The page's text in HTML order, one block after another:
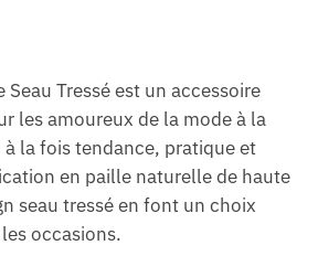
Seau Tressé est un accessoire
les amoureux de la mode à la
à la fois tendance, pratique et
en paille naturelle de haute
seau tressé en font un choix
occasions.